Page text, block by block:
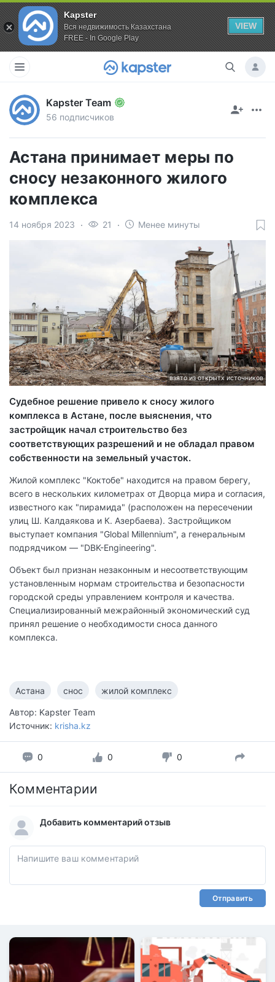
Kapster
Вся недвижимость Казахстана
FREE - In Google Play
VIEW
Kapster Team
56 подписчиков
Астана принимает меры по
сносу незаконного жилого
комплекса
14 ноября 2023 21 Менее минуты
взято из открытх источников
Судебное решение привело к сносу жилого
комплекса в Астане, после выяснения, что
застройщик начал строительство без
соответствующих разрешений и не обладал правом
собственности на земельный участок.
Жилой комплекс "Коктобе" находится на правом берегу,
всего в нескольких километрах от Дворца мира и согласия,
известного как "пирамида" (расположен на пересечении
улиц Ш. Калдаякова и К. Азербаева). Застройщиком
выступает компания "Global Millennium", а генеральным
подрядчиком — "DBK-Engineering".
Объект был признан незаконным и несоответствующим
установленным нормам строительства и безопасности
городской среды управлением контроля и качества.
Специализированный межрайонный экономический суд
принял решение о необходимости сноса данного
комплекса.
Астана снос жилой комплекс
Автор: Kapster Team
Источник: krisha.kz
0 0 0
Комментарии
Добавить комментарий отзыв
Отправить